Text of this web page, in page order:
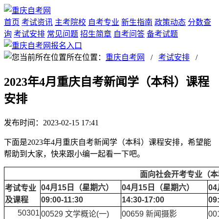
首页 考试资讯 主考院校 自考专业 新生指南 政策动态 分数查
询 考试安排 常见问题 招生简章 自考问答 备考试题
所在位置： 重庆自考网 / 考试安排 /
2023年4月重庆自考新闻学（本科）课程
安排
发布时间：2023-02-15 17:41
下面是2023年4月重庆自考新闻学（本科）课程安排，希望能
帮助到大家，快来跟小编一起看一下吧。
面向社会开考专业（
考试专业
及课程
04月15日（星期六） 04月15日（星期六）
04
09:00-11:30
14:30-17:00
50301 00529 文学概论(一) 00659 新闻摄影